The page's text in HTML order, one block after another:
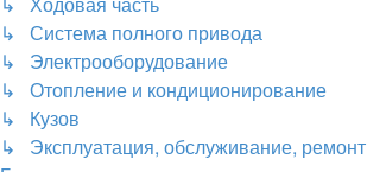
↳ Система полного привода
↳ Электрооборудование
↳ Отопление и кондиционирование
↳ Кузов
↳ Эксплуатация, обслуживание, ремонт